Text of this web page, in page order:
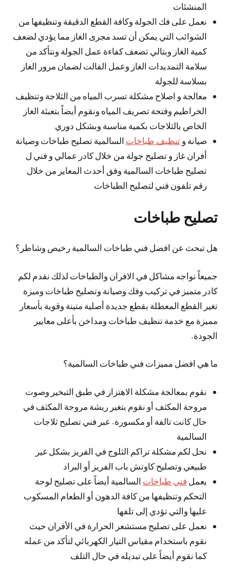
المنشئات
نعمل على فك الجولة وكافة القطع الدقيقة وتنظيفها من
الشوائب التي يمكن أن تسد مجرى الغاز مما يؤدي لضعف
كمية الغاز وبتالي تضعف كفاءة عمل الجولة ونتأكد من
سلامة التمديدات الغاز وعمل الفالت لضمان مرور الغاز
بسلاسة للجولة
معالجة و اصلاح مشكلة تسرب المياه من الثلاجة وتنظيف
الخراطيم وفتحة تصريف المياه ونقوم أيضاً بتعبئة الغاز
الخاص بالثلاجات بكمية مناسبة وبشكل دوري
صيانة وتنظيف طباخات السالمية تصليح طباخات وصيانة
أفران غاز و تصليح جولة من خلال كادر عمالي و فني ل
تصليح طباخات السالمية وفق أحدث المعاير من خلال
رقم تلفون فني لتصليح الطباخات
تصليح طباخات
هل تبحث عن افضل فني طباخات السالمية رخيص وشاطر؟
جميعاً نواجه مشاكل في الافران والطباخات لذلك نقدم لكم
كادر متميز في تركيب وفك وصيانة وتصليح طباخات وميزة
تغير القطع المعطلة بقطع جديدة أصلية متينة وقوية بأسعار
مميزة مع خدمة تنظيف طباخات ومداخن بأعلى معايير
الجودة.
ما هي افضل مميزات فني طباخات السالمية؟
نقوم بمعالجة مشكلة الاهتزاز في طبق التبخير وصوت
مروحة المكثف أو نقوم بتغير ريشة مروحة المكثف في
حال كانت تالفة أو مكسورة. عبر فني تصليح ثلاجات
السالمية
نحل لكم مشكلة تراكم الثلوج في الفريز بشكل غير
طبيعي وتصليح كاوتش باب الفريز أو البراد
يعمل فني طباخات السالمية أيضاً على تصليح لوحة
التحكم وتنظيفها من كافة الدهون أو الطعام المسكوب
عليها والتي تؤدي إلى تلفها
نعمل على تصليح مستشعر الحرارة في الأفران حيث
نقوم باستخدام مقياس التيار الكهربائي لتأكد من عمله
كما نقوم أيضاً على تبديله في حال التلف